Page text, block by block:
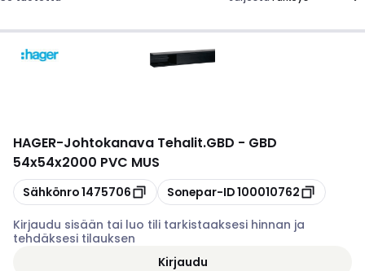
HAGER-Johtokanava Tehalit.GBD - GBD
54x54x2000 PVC MUS
Kopioi
Sähkönro1475706 Kopioi
Sonepar-ID100010762
Kirjaudu sisään tai luo tili tarkistaaksesi hinnan ja
tehdäksesi tilauksen
Kirjaudu